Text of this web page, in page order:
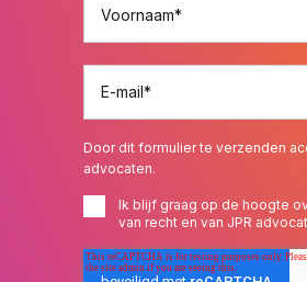
Voornaam*
E-mail*
Door dit formulier te verzenden
advocaten.
Ik blijf graag op de hoogte
van recht en van JPR